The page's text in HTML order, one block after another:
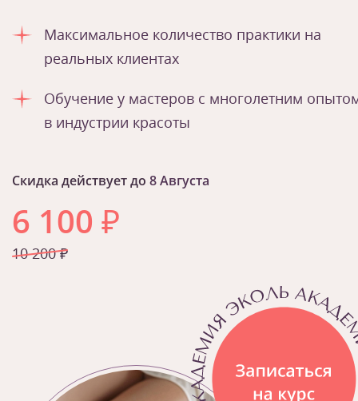
Максимальное количество практики на
реальных клиентах
Обучение у мастеров с многолетним
в индустрии красоты
Скидка действует до 8 Августа
6 100 ₽
10 200 ₽